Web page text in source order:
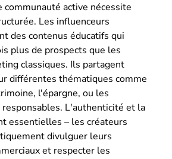
communauté active nécessite
Les influenceurs
des contenus éducatifs qui
plus de prospects que les
classiques. Ils partagent
différentes thématiques comme
l'épargne, ou les
L'authenticité et la
essentielles – les créateurs
divulguer leurs
et respecter les